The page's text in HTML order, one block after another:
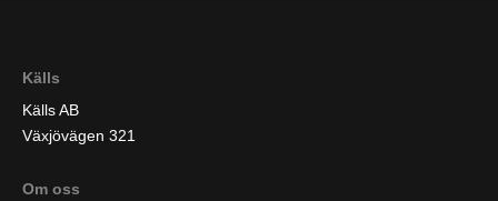
Källs
Källs AB
Växjövägen 321
Om oss